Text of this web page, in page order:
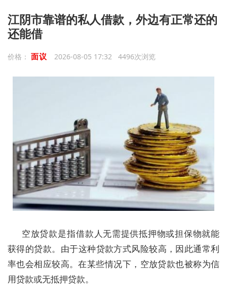
‌江阴市‌靠谱的私人借款，外边有正常还的
还能借
价格： 面议 2026-08-05 17:32 4496次浏览
空放贷款是指‌借款人无需提供抵押物或担保物就能
获得的贷款‌。由于这种贷款方式风险较高，因此通常利
率也会相应较高。在某些情况下，空放贷款也被称为信
用贷款或无抵押贷款。